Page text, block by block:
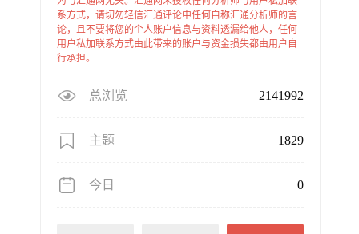
系方式，请切勿轻信汇通评论中任何自称汇通分析师的言
论，且不要将您的个人账户信息与资料透漏给他人，任何
用户私加联系方式由此带来的账户与资金损失都由用户自
行承担。
总浏览 2141992
主题 1829
今日 0